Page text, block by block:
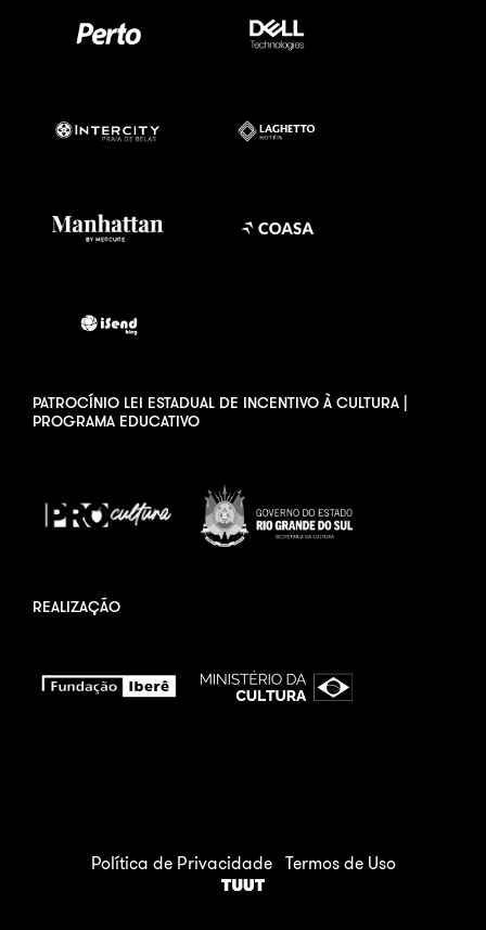
PATROCÍNIO LEI ESTADUAL DE INCENTIVO À CULTURA |
PROGRAMA EDUCATIVO
REALIZAÇÃO
Política de Privacidade Termos de Uso